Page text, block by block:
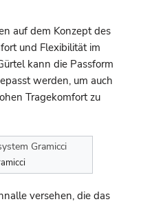
auf dem Konzept des
und Flexibilität im
kann die Passform
werden, um auch
Tragekomfort zu
versehen, die das